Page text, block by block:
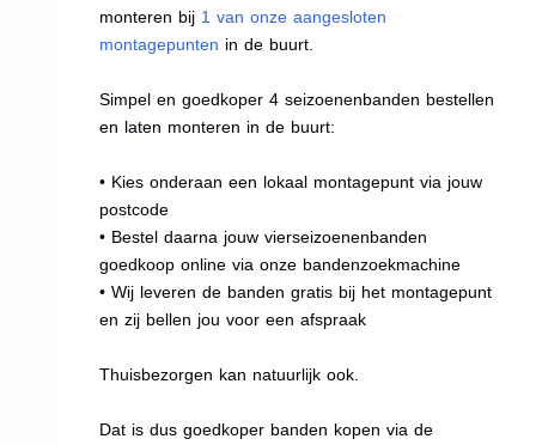
monteren bij 1 van onze aangesloten
montagepunten in de buurt.
Simpel en goedkoper 4 seizoenenbanden bestellen
en laten monteren in de buurt:
• Kies onderaan een lokaal montagepunt via jouw
postcode
• Bestel daarna jouw vierseizoenenbanden
goedkoop online via onze bandenzoekmachine
• Wij leveren de banden gratis bij het montagepunt
en zij bellen jou voor een afspraak
Thuisbezorgen kan natuurlijk ook.
Dat is dus goedkoper banden kopen via de